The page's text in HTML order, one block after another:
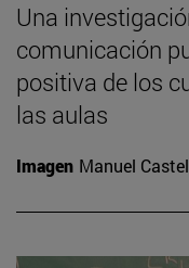
Una
comunicación
positiva de los
las aulas
Imagen Manuel